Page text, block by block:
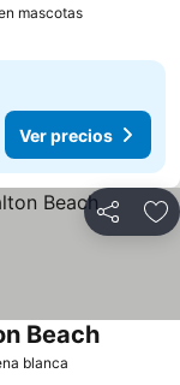
mascotas
Ver precios
Compartir
blanca
Beach